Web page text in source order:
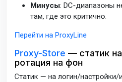
Минусы: DC-диапазоны
там, где это критично.
Перейти на ProxyLine
Proxy-Store — статик
ротация на фон
Статик — на логин/настройки/